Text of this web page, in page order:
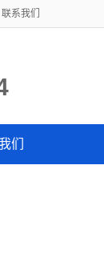
联系我们
们